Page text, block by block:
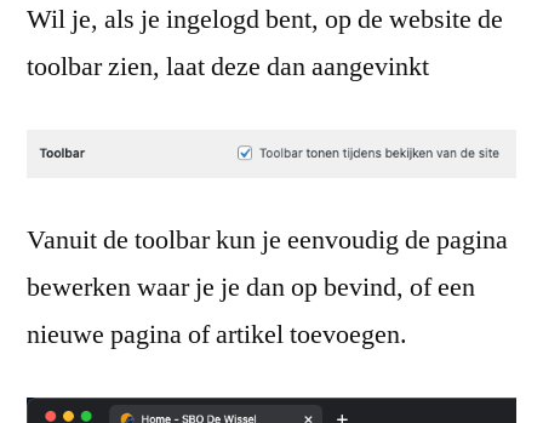
Wil je, als je ingelogd bent, op de website de
toolbar zien, laat deze dan aangevinkt
Vanuit de toolbar kun je eenvoudig de pagina
bewerken waar je je dan op bevind, of een
nieuwe pagina of artikel toevoegen.